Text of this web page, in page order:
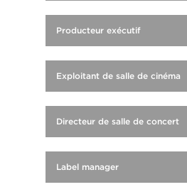
Producteur exécutif
Exploitant de salle de cinéma
Directeur de salle de concert
Label manager